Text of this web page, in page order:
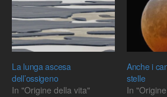
La lunga ascesa
dell’ossigeno
In "Origine della vita"
Anche i
stelle
In